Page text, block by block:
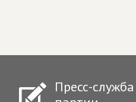
Пресс-служба